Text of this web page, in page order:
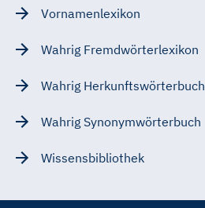
Vornamenlexikon
Wahrig Fremdwörterlexikon
Wahrig Herkunftswörterbuch
Wahrig Synonymwörterbuch
Wissensbibliothek